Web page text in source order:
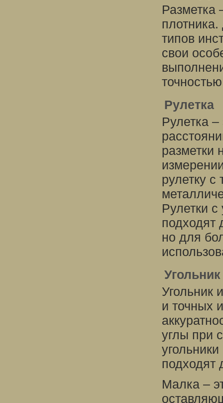
Разметка
плотника.
типов
свои
Рулетка
Рулетка
разметки
рулетку
Рулетки
подходят
но для
Угольник
и точных
углы при
подходят
Малка –